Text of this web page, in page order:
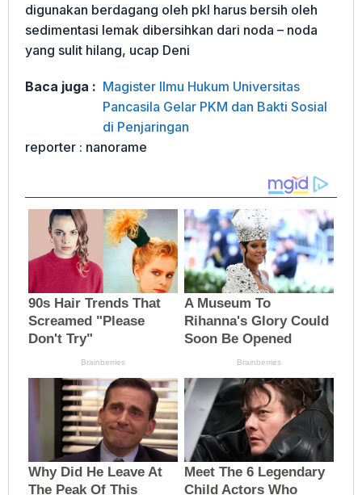
digunakan berdagang oleh pkl harus bersih oleh
sedimentasi lemak dibersihkan dari noda – noda
yang sulit hilang, ucap Deni
Baca juga : Magister Ilmu Hukum Universitas
Pancasila Gelar PKM dan Bakti Sosial
di Penjaringan
reporter : nanorame